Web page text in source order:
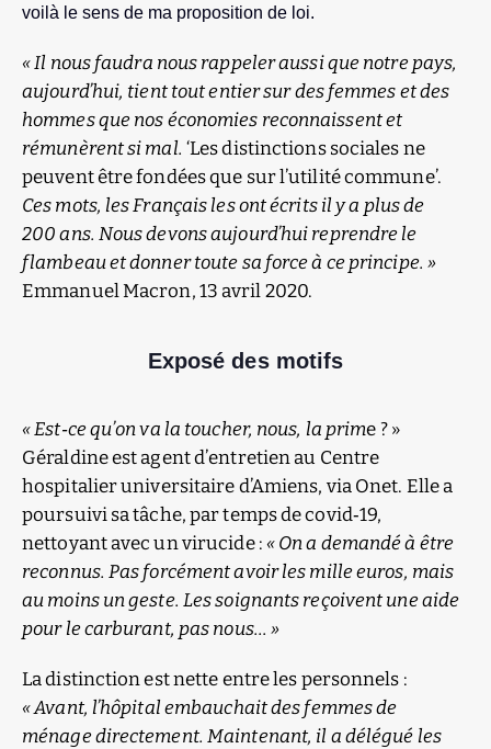
voilà le sens de ma proposition de loi.
« Il nous faudra nous rappeler aussi que notre pays,
aujourd’hui, tient tout entier sur des femmes et des
hommes que nos économies reconnaissent et
rémunèrent si mal. ‘Les distinctions sociales ne
peuvent être fondées que sur l’utilité commune’.
Ces mots, les Français les ont écrits il y a plus de
200 ans. Nous devons aujourd’hui reprendre le
flambeau et donner toute sa force à ce principe. »
Emmanuel Macron, 13 avril 2020.
Exposé des motifs
« Est‑ce qu’on va la toucher, nous, la prime ? »
Géraldine est agent d’entretien au Centre
hospitalier universitaire d’Amiens, via Onet. Elle a
poursuivi sa tâche, par temps de covid‑19,
nettoyant avec un virucide :« On a demandé à être
reconnus. Pas forcément avoir les mille euros, mais
au moins un geste. Les soignants reçoivent une aide
pour le carburant, pas nous… »
La distinction est nette entre les personnels :
« Avant, l’hôpital embauchait des femmes de
ménage directement. Maintenant, il a délégué les